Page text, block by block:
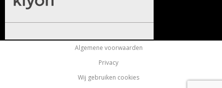
Algemene voorwaarden
Privacy
Wij gebruiken cookies